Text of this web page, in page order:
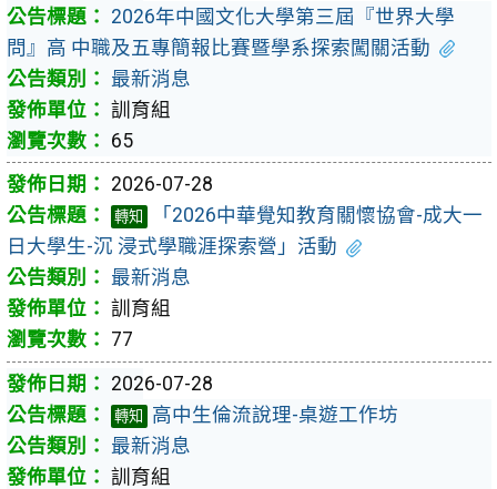
2026年中國文化大學第三屆『世界大學
問』高 中職及五專簡報比賽暨學系探索闖關活動
最新消息
訓育組
65
2026-07-28
轉知
「2026中華覺知教育關懷協會-成大一
日大學生-沉 浸式學職涯探索營」活動
最新消息
訓育組
77
2026-07-28
轉知
高中生倫流說理-桌遊工作坊
最新消息
訓育組